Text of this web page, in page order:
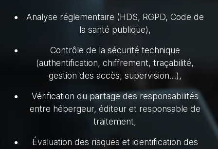
Analyse réglementaire (HDS, RGPD, Code de
la santé publique),
Contrôle de la sécurité technique
(authentification, chiffrement, traçabilité,
gestion des accès, supervision…),
Vérification du partage des responsabilités
entre hébergeur, éditeur et responsable de
traitement,
Évaluation des risques et identification des